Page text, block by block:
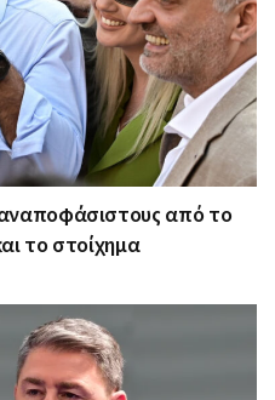
από το
το στοίχημα